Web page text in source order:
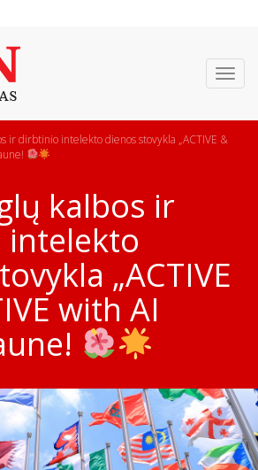
ir dirbtinio intelekto dienos stovykla „ACTIVE &
kalbos ir
„ACTIVE
with AI